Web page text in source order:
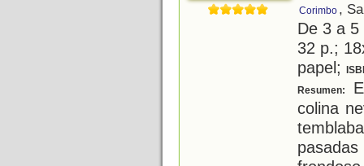
Corimbo ,
De 3 a
32 p.;
papel;
Resumen:
colina